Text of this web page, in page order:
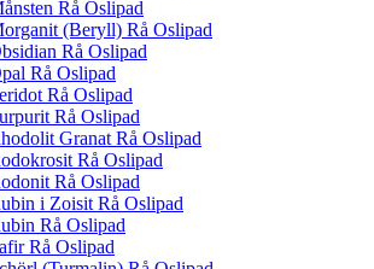
Rå Oslipad
(Beryll) Rå Oslipad
Rå Oslipad
Rå Oslipad
Rå Oslipad
Rå Oslipad
Granat Rå Oslipad
Rå Oslipad
Rå Oslipad
i Zoisit Rå Oslipad
Rå Oslipad
Rå Oslipad